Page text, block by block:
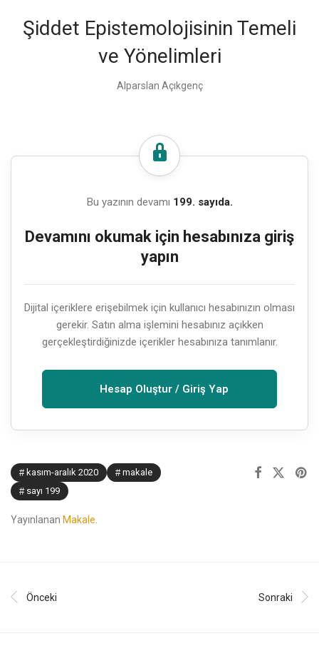
Şiddet Epistemolojisinin Temeli
ve Yönelimleri
Alparslan Açıkgenç
Bu yazının devamı 199. sayıda.
Devamını okumak için hesabınıza giriş
yapın
Dijital içeriklere erişebilmek için kullanıcı hesabınızın olması
gerekir. Satın alma işlemini hesabınız açıkken
gerçekleştirdiğinizde içerikler hesabınıza tanımlanır.
Hesap Oluştur / Giriş Yap
kasım-aralık 2020
makale
sayı 199
Yayınlanan Makale.
Önceki Sonraki